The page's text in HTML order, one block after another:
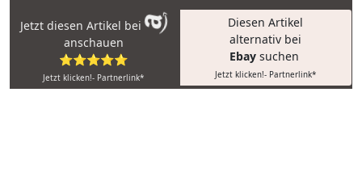
Jetzt diesen Artikel bei
anschauen
⭐⭐⭐⭐⭐
Jetzt klicken!- Partnerlink*
Diesen Artikel
alternativ bei
Ebay suchen
Jetzt klicken!- Partnerlink*